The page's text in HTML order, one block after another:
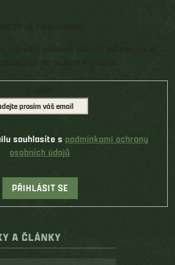
souhlasíte s podmínkami ochrany
osobních údajů
PŘIHLÁSIT SE
A ČLÁNKY